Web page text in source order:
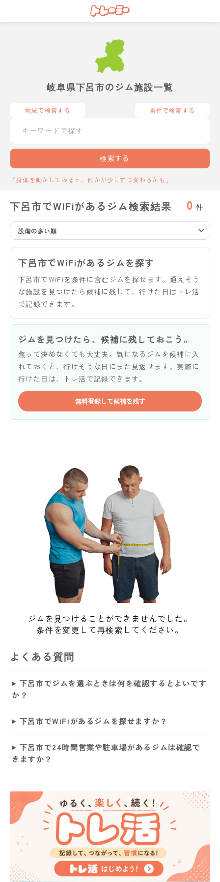
岐阜県下呂市のジム施設一覧
地域で検索する 条件で検索する
検索する
「身体を動かしてみると、何かが少しずつ変わるかも」
下呂市でWiFiがあるジム検索結果 0 件
設備の多い順
下呂市でWiFiがあるジムを探す
下呂市でWiFiを条件に含むジムを探せます。通えそう
な施設を見つけたら候補に残して、行けた日はトレ活
で記録できます。
ジムを見つけたら、候補に残しておこう。
焦って決めなくても大丈夫。気になるジムを候補に入
れておくと、行けそうな日にまた見返せます。実際に
行けた日は、トレ活で記録できます。
無料登録して候補を残す
ジムを見つけることができませんでした。
条件を変更して再検索してください。
よくある質問
下呂市でジムを選ぶときは何を確認するとよいです
か？
下呂市でWiFiがあるジムを探せますか？
下呂市で24時間営業や駐車場があるジムは確認で
きますか？